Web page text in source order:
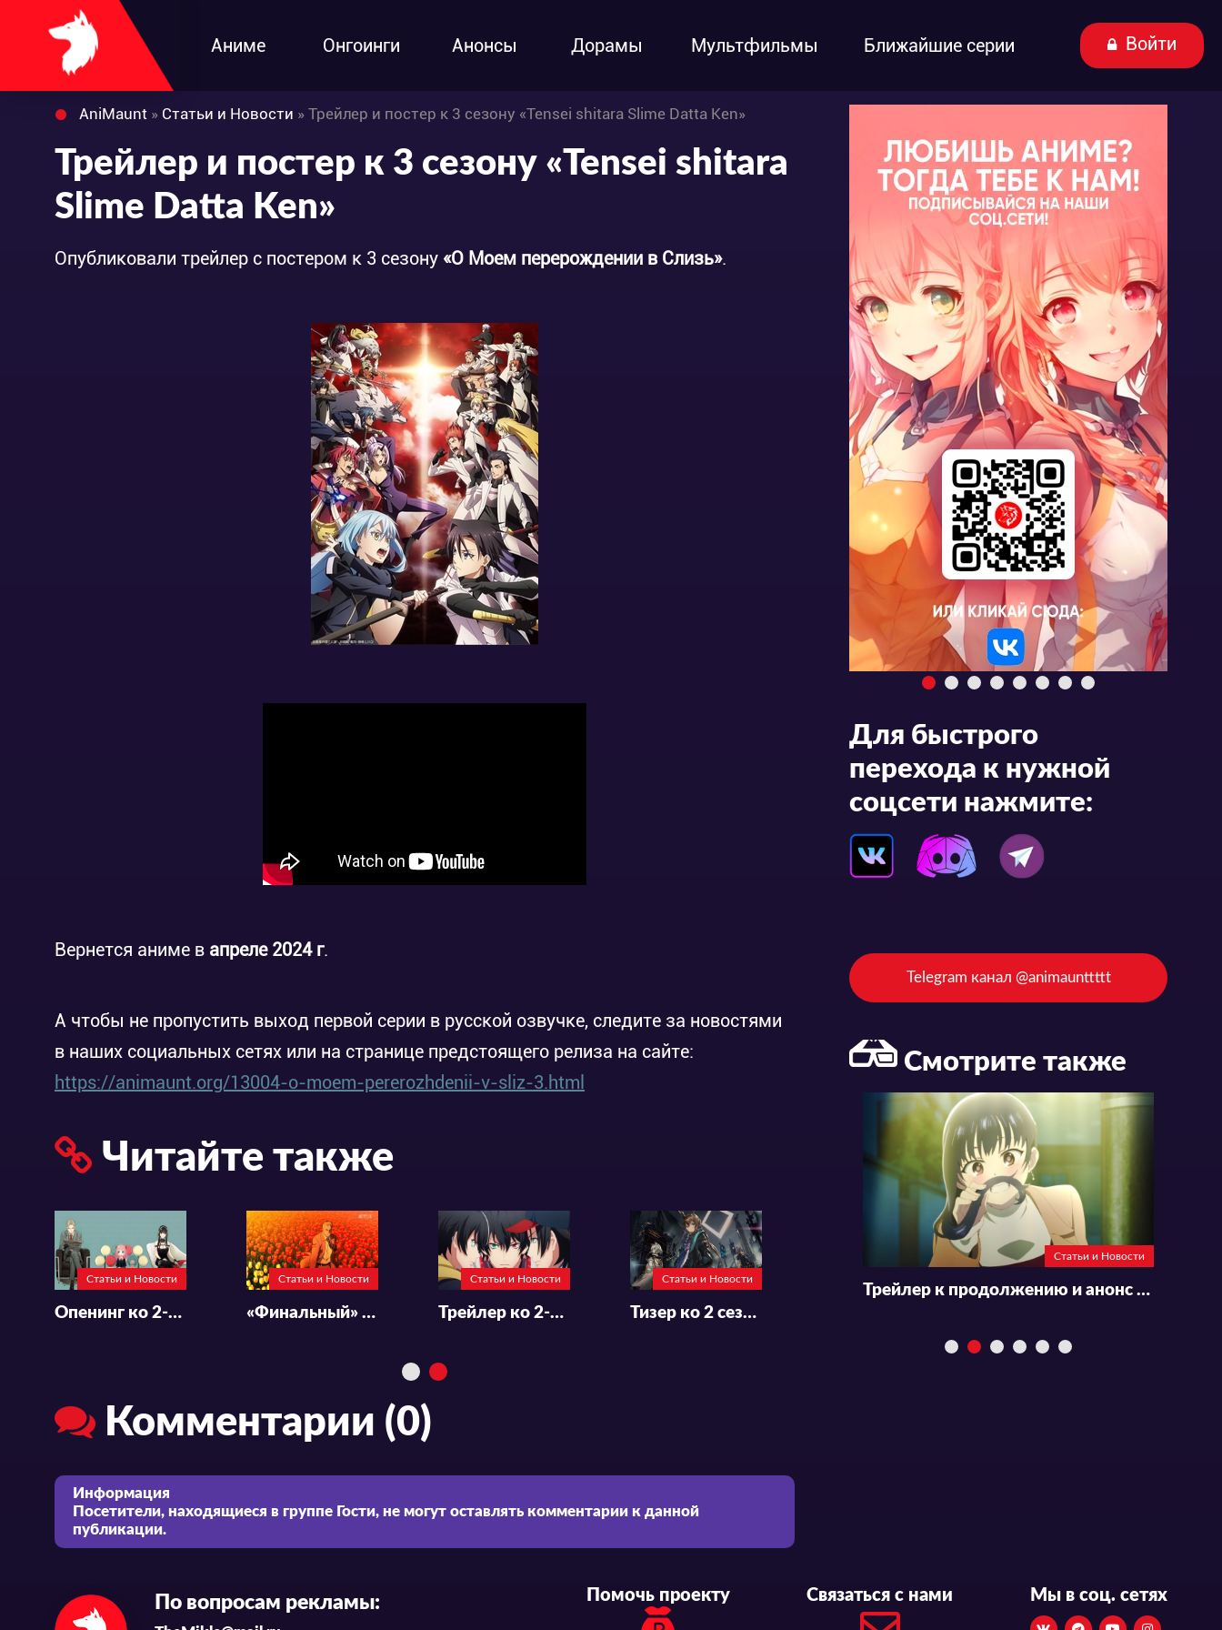
Аниме Онгоинги Анонсы Дорамы Мультфильмы Ближайшие серии Войти
AniMaunt » Статьи и Новости » Трейлер и постер к 3 сезону «Tensei shitara Slime Datta Ken»
Трейлер и постер к 3 сезону «Tensei shitara
Slime Datta Ken»
Опубликовали трейлер с постером к 3 сезону «О Моем перерождении в Слизь».
Вернется аниме в апреле 2024 г.
А чтобы не пропустить выход первой серии в русской озвучке, следите за новостями
в наших социальных сетях или на странице предстоящего релиза на сайте:
https://animaunt.org/13004-o-moem-pererozhdenii-v-sliz-3.html
Читайте также
Статьи и Новости
Опенинг ко 2-му сезону «SPY x FAMILY»
Статьи и Новости
«Финальный» трейлер и новый постер аниме-сериала «Pluto»
Статьи и Новости
Трейлер ко 2-му сезону «Hypnosis Mic»
Статьи и Новости
Тизер ко 2 сезону «Arknights»
Комментарии (0)
Информация
Посетители, находящиеся в группе Гости, не могут оставлять комментарии к данной
публикации.
Для быстрого
перехода к нужной
соцсети нажмите:
Telegram канал @animaunttttt
Смотрите также
Статьи и Новости Статьи и Новости
Трейлер к продолжению и анонс спин-оффа аниме «Boku no Kokoro no Yabai Yatsu»
По вопросам рекламы: Помочь проекту Связаться с нами Мы в соц. сетях